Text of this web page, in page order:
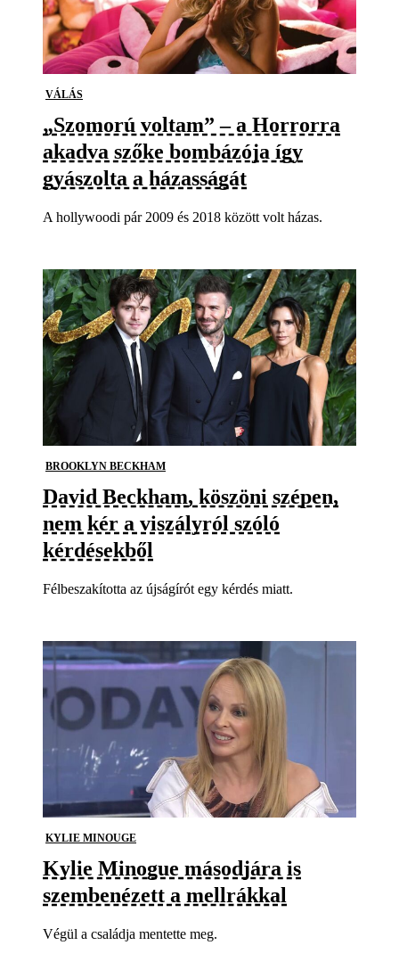
VÁLÁS
„Szomorú voltam” – a Horrorra
akadva szőke bombázója így
gyászolta a házasságát
A hollywoodi pár 2009 és 2018 között volt házas.
BROOKLYN BECKHAM
David Beckham, köszöni szépen,
nem kér a viszályról szóló
kérdésekből
Félbeszakította az újságírót egy kérdés miatt.
KYLIE MINOUGE
Kylie Minogue másodjára is
szembenézett a mellrákkal
Végül a családja mentette meg.